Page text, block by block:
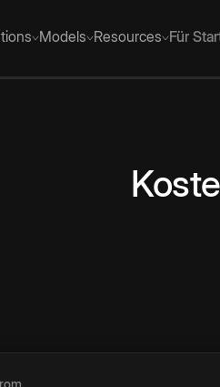
Models Resources Für